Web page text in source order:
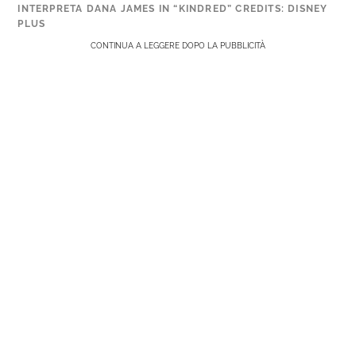
INTERPRETA DANA JAMES IN “KINDRED” CREDITS: DISNEY
PLUS
CONTINUA A LEGGERE DOPO LA PUBBLICITÀ